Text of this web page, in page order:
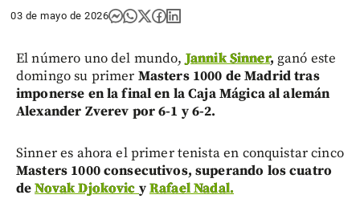
03 de mayo de 2026
El número uno del mundo,Jannik Sinner, ganó este
domingo su primer Masters 1000 de Madrid tras
imponerse en la final en la Caja Mágica al alemán
Alexander Zverev por 6-1 y 6-2.
Sinner es ahora el primer tenista en conquistar cinco
Masters 1000 consecutivos, superando los cuatro
deNovak Djokovic yRafael Nadal.